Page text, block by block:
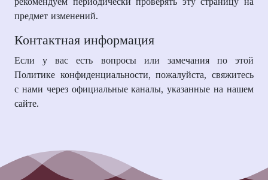
предмет изменений.
Контактная информация
Если у вас есть вопросы или замечания по этой
Политике конфиденциальности, пожалуйста, свяжитесь
с нами через официальные каналы, указанные на нашем
сайте.